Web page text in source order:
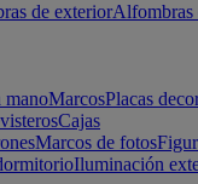
de exteriorAlfombras
manoMarcosPlacas
Cajas
Marcos de fotos
Iluminación